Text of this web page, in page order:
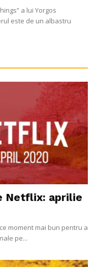
a lui Yorgos
este de un albastru
Netflix: aprilie
moment mai bun pentru a
pe...